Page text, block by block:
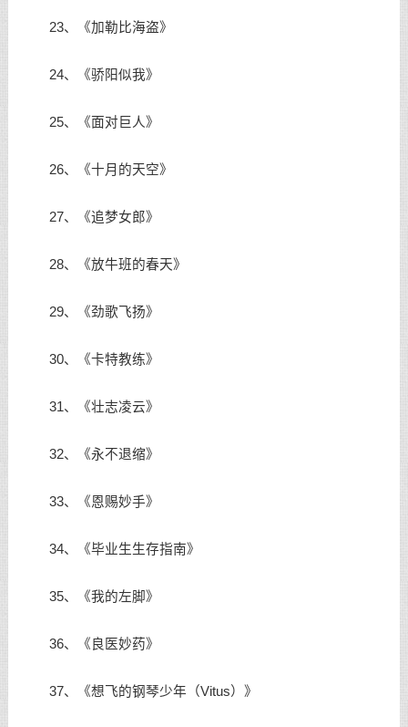
23、《加勒比海盗》
24、《骄阳似我》
25、《面对巨人》
26、《十月的天空》
27、《追梦女郎》
28、《放牛班的春天》
29、《劲歌飞扬》
30、《卡特教练》
31、《壮志凌云》
32、《永不退缩》
33、《恩赐妙手》
34、《毕业生生存指南》
35、《我的左脚》
36、《良医妙药》
37、《想飞的钢琴少年（Vitus）》